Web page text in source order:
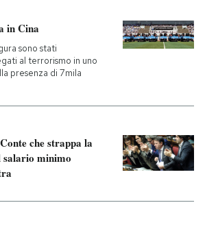
in Cina
sono stati
al terrorismo in uno
presenza di 7mila
che strappa la
salario minimo